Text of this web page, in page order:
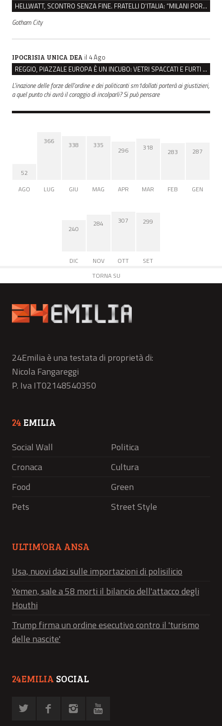
HELLWATT, SCONTRO SENZA FINE. FRATELLI D’ITALIA: “MILANI PORTA DOCUMENTI, DE FRANCO INSULTI”
Gotham City
IPOCRISIA UNICA DEA il 4 Ago
REGGIO, PIAZZALE EUROPA È UN INCUBO: VETRI SPACCATI E FURTI SULLE AUTO IN SOSTA
L'inazione delle forze dell'ordine e dei politicanti sm1dollati porterà ai giustizieri,
a quel punto chi avrà il coraggio di incolparli? Si può pensare
52
AGO
366
LUG
338
GIU
335
MAG
296
APR
318
MAR
283
FEB
287
GEN
240
DIC
284
NOV
307
OTT
299
SET
TORNA SU
24Emilia è una testata di proprietà di:
Nicola Fangareggi
P. Iva IT02148540350
24 EMILIA
Social Wall
Politica
Cronaca
Cultura
Food
Green
Pets
Street Style
ULTIM’ORA ANSA
Usa, nuovi dazi sulle importazioni di polisilicio
Yemen, sale a 58 morti il bilancio dell'attacco degli
Houthi
Trump firma un ordine esecutivo contro il 'turismo
delle nascite'
24EMILIA SOCIAL